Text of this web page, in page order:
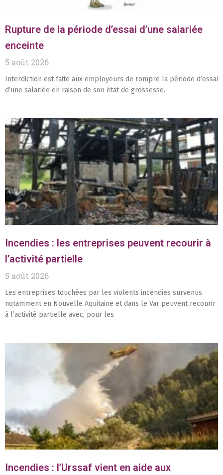
Rupture de la période d’essai d’une salariée
enceinte
5 août 2026
Interdiction est faite aux employeurs de rompre la période d’essai
d’une salariée en raison de son état de grossesse.
Incendies : les entreprises peuvent recourir à
l’activité partielle
5 août 2026
Les entreprises touchées par les violents incendies survenus
notamment en Nouvelle Aquitaine et dans le Var peuvent recourir
à l’activité partielle avec, pour les
Incendies : l’Urssaf vient en aide aux